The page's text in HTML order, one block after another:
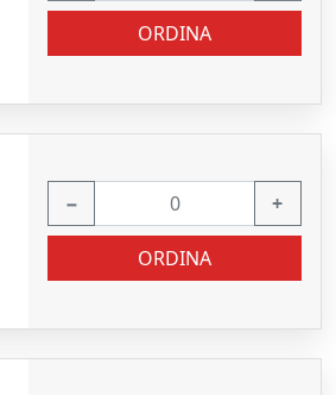
ORDINA
− +
ORDINA